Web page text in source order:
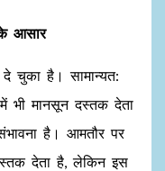
आसार
चुका है। सामान्यत:
भी मानसून दस्तक देता
है। आमतौर पर
देता है, लेकिन इस